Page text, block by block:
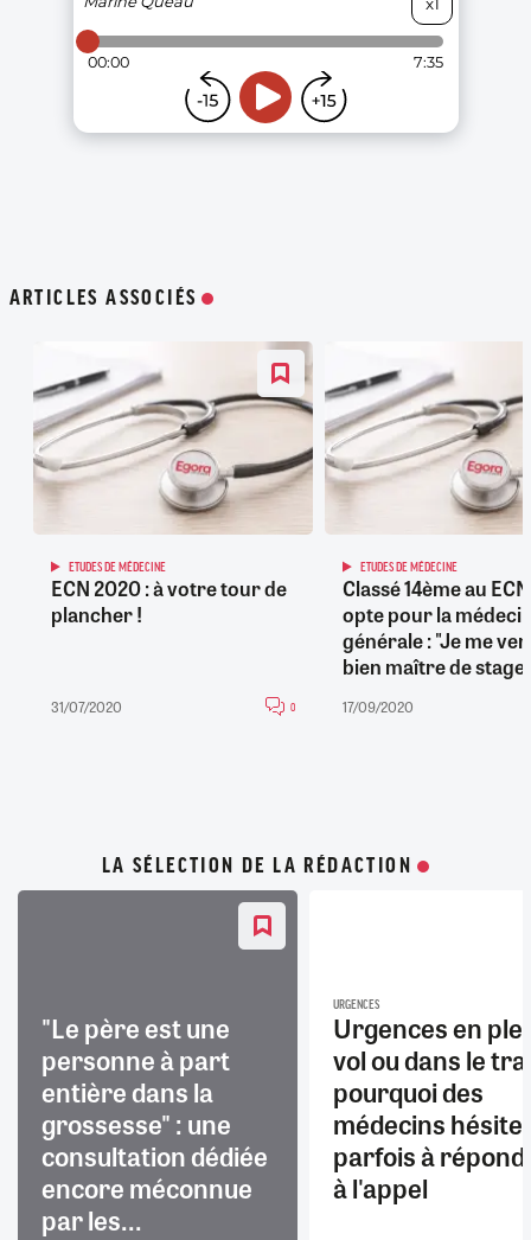
ARTICLES ASSOCIÉS
ETUDES DE MÉDECINE
ECN 2020 : à votre tour de
plancher !
31/07/2020 0
ETUDES DE MÉDECINE
Classé 14ème au
opte pour la
générale : "Je me
bien maître de stage"
17/09/2020
LA SÉLECTION DE LA RÉDACTION
"Le père est une
personne à part
entière dans la
grossesse" : une
consultation dédiée
encore méconnue
par les...
URGENCES
Urgences en
vol ou dans le
pourquoi des
médecins
parfois à
à l'appel